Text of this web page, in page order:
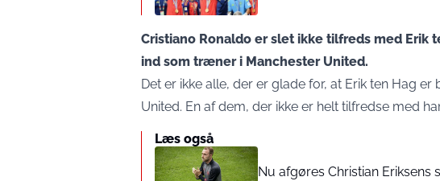
Cristiano Ronaldo er slet ikke tilfreds med Erik
ind som træner i Manchester United.
Det er ikke alle, der er glade for, at Erik ten Hag
United. En af dem, der ikke er helt tilfredse med
Læs også
Nu afgøres Christian Eriksens